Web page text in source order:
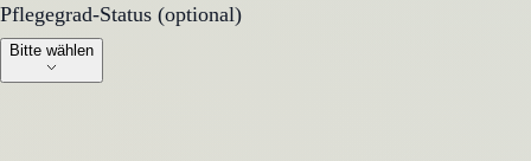
Pflegegrad-Status (optional)
Pflegegrad-Status (optional)
Bitte wählen